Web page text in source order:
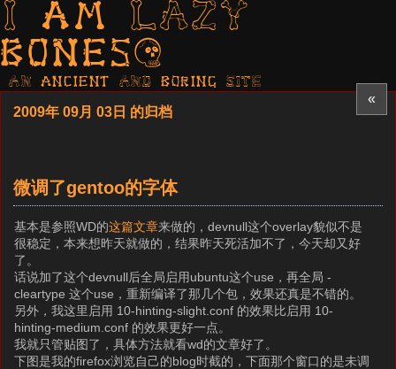
I am LAZY
bones?
AN ancient AND boring SITE
«
2009年 09月 03日 的归档
微调了gentoo的字体
基本是参照WD的这篇文章来做的，devnull这个overlay貌似不是
很稳定，本来想昨天就做的，结果昨天死活加不了，今天却又好
了。
话说加了这个devnull后全局启用ubuntu这个use，再全局 -
cleartype 这个use，重新编译了那几个包，效果还真是不错的。
另外，我这里启用 10-hinting-slight.conf 的效果比启用 10-
hinting-medium.conf 的效果更好一点。
我就只管贴图了，具体方法就看wd的文章好了。
下图是我的firefox浏览自己的blog时截的，下面那个窗口的是未调